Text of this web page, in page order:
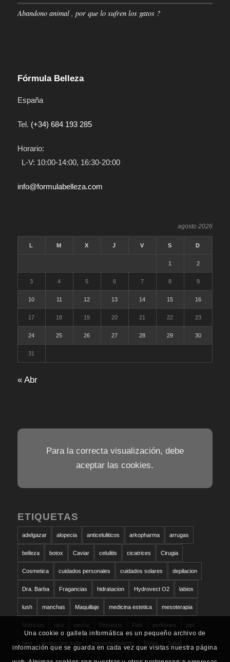
Abandono animal , por que lo sufren los gatos ?
Fórmula Belleza
España
Tel. (+34) 684 193 285
Horario:
L-V: 10:00-14:00, 16:30-20:00
info@formulabelleza.com
agosto 2026
L M X J V S D
1 2
3 4 5 6 7 8 9
10 11 12 13 14 15 16
17 18 19 20 21 22 23
24 25 26 27 28 29 30
31
« Abr
Para la correcta visualización, debe
aceptar las cookies.
ETIQUETAS
adelgazar alopecia anticeluliticos arkopharma arrugas
belleza botox Caviar celulitis cicatrices Cirugia
Cosmetica cuidados personales cuidados solares depilacion
Dra. Barba Fragancias hidratacion Hydrovect O2 labios
lush manchas Maquillaje medicina estetica mesoterapia
Nutricion ojos pecho Peinados Pelo perfumes piel
pies proteccion solar rejuvenecimiento Relax Salud
Una cookie o galleta informática es un pequeño archivo de
información que se guarda en cada vez que visitas nuestra página